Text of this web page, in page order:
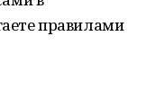
правилами